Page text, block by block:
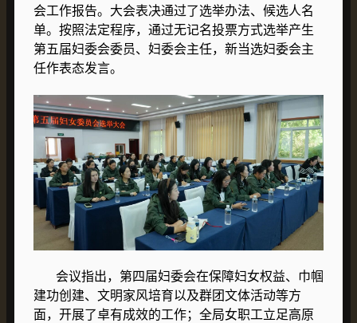
会工作报告。大会表决通过了选举办法、候选人名
单。按照法定程序，通过无记名投票方式选举产生
第五届妇委会委员、妇委会主任，新当选妇委会主
任作表态发言。
会议指出，第四届妇委会在保障妇女权益、巾帼
建功创建、文明家风培育以及群团文体活动等方
面，开展了卓有成效的工作；全局女职工立足高原